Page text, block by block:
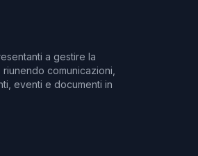
a gestire la
comunicazioni,
eventi e documenti in